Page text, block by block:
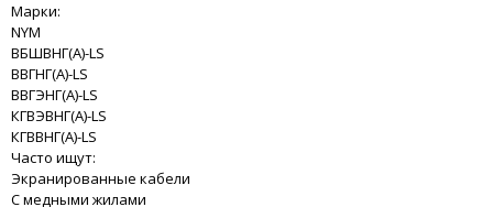
Марки:
NYM
ВБШВНГ(A)-LS
ВВГНГ(A)-LS
ВВГЭНГ(A)-LS
КГВЭВНГ(A)-LS
КГВВНГ(A)-LS
Часто ищут:
Экранированные кабели
С медными жилами